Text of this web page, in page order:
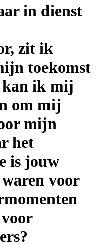
in dienst
zit ik
toekomst
kan ik mij
om mij
mijn
het
is jouw
waren voor